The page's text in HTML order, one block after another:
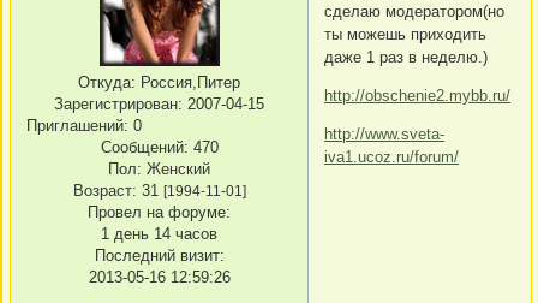
Откуда: Россия,Питер
Зарегистрирован: 2007-04-15
Приглашений: 0
Сообщений: 470
Пол: Женский
Возраст: 31 [1994-11-01]
Провел на форуме:
1 день 14 часов
Последний визит:
2013-05-16 12:59:26
сделаю модератором(но
ты можешь приходить
даже 1 раз в неделю.)
http://obschenie2.mybb.ru/
http://www.sveta-
iva1.ucoz.ru/forum/